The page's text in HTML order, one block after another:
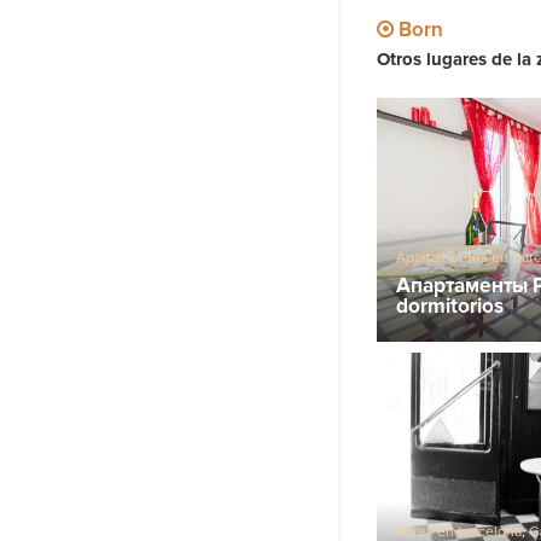
Born
Otros lugares de la
Apartamentos en
Апартаменты
dormitorios
Bares en barcelona,